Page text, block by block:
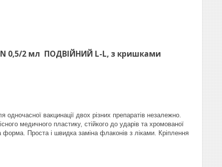
0,5/2 мл ПОДВІЙНИЙ L-L, з кришками
одночасної вакцинації двох різних препаратів незалежно.
медичного пластику, стійкого до ударів та хромованої
Проста і швидка заміна флаконів з ліками. Кріплення